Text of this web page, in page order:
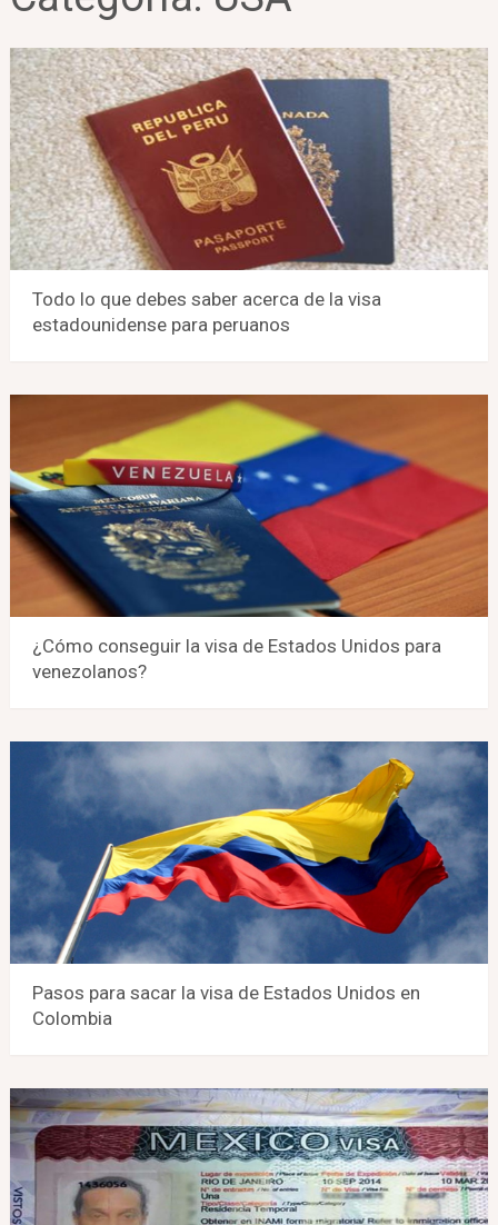
Todo lo que debes saber acerca de la visa
estadounidense para peruanos
¿Cómo conseguir la visa de Estados Unidos para
venezolanos?
Pasos para sacar la visa de Estados Unidos en
Colombia